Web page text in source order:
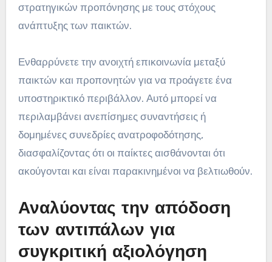
στρατηγικών προπόνησης με τους στόχους
ανάπτυξης των παικτών.
Ενθαρρύνετε την ανοιχτή επικοινωνία μεταξύ
παικτών και προπονητών για να προάγετε ένα
υποστηρικτικό περιβάλλον. Αυτό μπορεί να
περιλαμβάνει ανεπίσημες συναντήσεις ή
δομημένες συνεδρίες ανατροφοδότησης,
διασφαλίζοντας ότι οι παίκτες αισθάνονται ότι
ακούγονται και είναι παρακινημένοι να βελτιωθούν.
Αναλύοντας την απόδοση
των αντιπάλων για
συγκριτική αξιολόγηση